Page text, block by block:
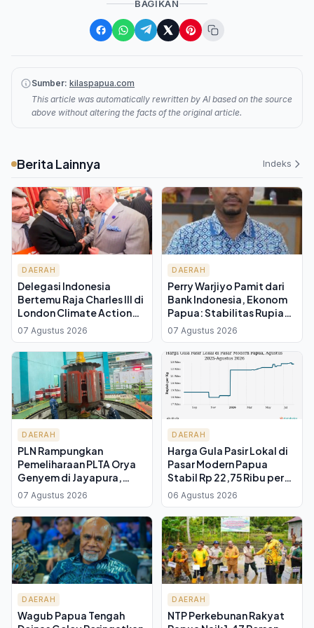
BAGIKAN
Sumber: kilaspapua.com
This article was automatically rewritten by AI based on the source
above without altering the facts of the original article.
Berita Lainnya Indeks
DAERAH
Delegasi Indonesia
Bertemu Raja Charles III di
London Climate Action
Week, Bahas Pelestarian
Hutan Hujan Tropis
07 Agustus 2026
DAERAH
Perry Warjiyo Pamit dari
Bank Indonesia, Ekonom
Papua: Stabilitas Rupiah
Diuji pada Institusi, Bukan
Figur
07 Agustus 2026
DAERAH
PLN Rampungkan
Pemeliharaan PLTA Orya
Genyem di Jayapura,
Amankan Pasokan 20 MW
untuk Sistem Kelistrikan
Papua Jelang HUT ke-81 RI
07 Agustus 2026
DAERAH
Harga Gula Pasir Lokal di
Pasar Modern Papua
Stabil Rp 22,75 Ribu per
Kg, Cabai Rawit Merah
Turun 29 Persen
06 Agustus 2026
DAERAH
Wagub Papua Tengah
DAERAH
NTP Perkebunan Rakyat